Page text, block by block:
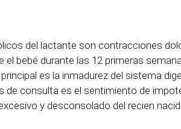
del lactante son contracciones
el bebé durante las 12 primeras
es la inmadurez del sistema
de consulta es el sentimiento de
y desconsolado del recien